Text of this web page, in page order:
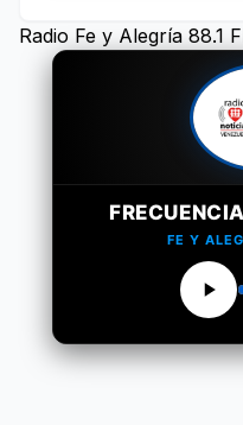
Radio Fe y Alegría 88.1
FE Y